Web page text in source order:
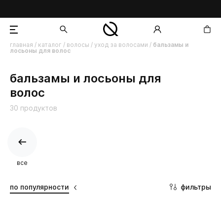
главная / каталог / волосы / уход за волосами / бальзамы и
лосьоны для волос
бальзамы и лосьоны для
волос
30 продуктов
все
по популярности фильтры